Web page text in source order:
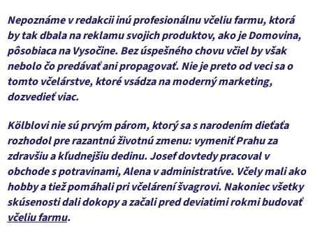
Nepoznáme v redakcii inú profesionálnu včeliu farmu, ktorá
by tak dbala na reklamu svojich produktov, ako je Domovina,
pôsobiaca na Vysočine. Bez úspešného chovu včiel by však
nebolo čo predávať ani propagovať. Nie je preto od veci sa o
tomto včelárstve, ktoré vsádza na moderný marketing,
dozvedieť viac.
Kölblovi nie sú prvým párom, ktorý sa s narodením dieťaťa
rozhodol pre razantnú životnú zmenu: vymeniť Prahu za
zdravšiu a kľudnejšiu dedinu. Josef dovtedy pracoval v
obchode s potravinami, Alena v administratíve. Včely mali ako
hobby a tiež pomáhali pri včelárení švagrovi. Nakoniec všetky
skúsenosti dali dokopy a začali pred deviatimi rokmi budovať
včeliu farmu.